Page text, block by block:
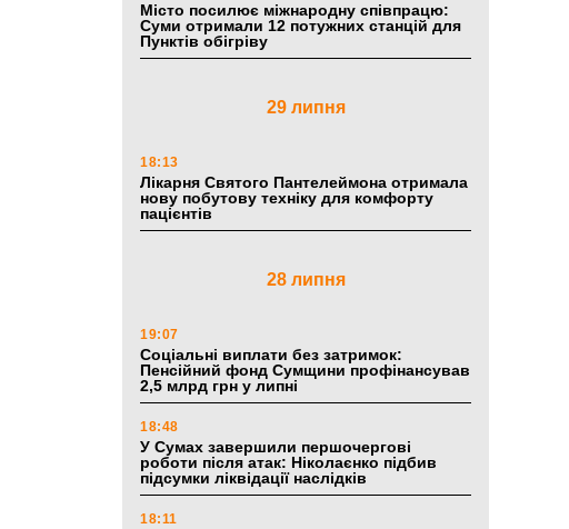
Місто посилює міжнародну співпрацю:
Суми отримали 12 потужних станцій для
Пунктів обігріву
29 липня
18:13
Лікарня Святого Пантелеймона отримала
нову побутову техніку для комфорту
пацієнтів
28 липня
19:07
Соціальні виплати без затримок:
Пенсійний фонд Сумщини профінансував
2,5 млрд грн у липні
18:48
У Сумах завершили першочергові
роботи після атак: Ніколаєнко підбив
підсумки ліквідації наслідків
18:11